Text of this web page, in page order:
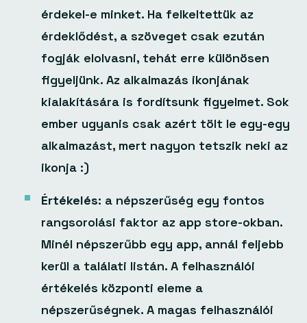
érdekel-e minket. Ha felkeltettük az
érdeklődést, a szöveget csak ezután
fogják elolvasni, tehát erre különösen
figyeljünk. Az alkalmazás ikonjának
kialakítására is fordítsunk figyelmet. Sok
ember ugyanis csak azért tölt le egy-egy
alkalmazást, mert nagyon tetszik neki az
ikonja :)
Értékelés: a népszerűség egy fontos
rangsorolási faktor az app store-okban.
Minél népszerűbb egy app, annál feljebb
kerül a találati listán. A felhasználói
értékelés központi eleme a
népszerűségnek. A magas felhasználói